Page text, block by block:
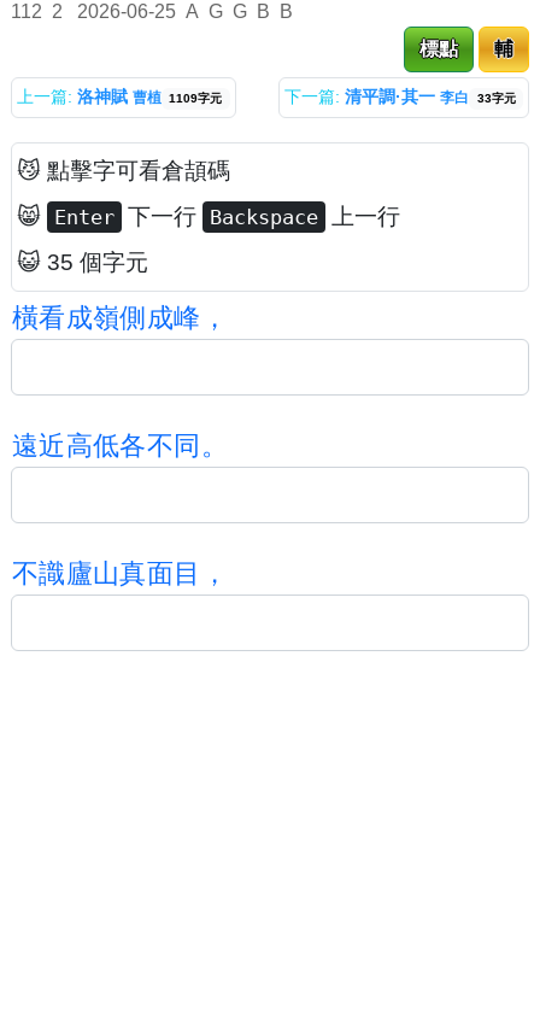
112 2 2026-06-25 A G G B
B
標點
輔
上一篇: 洛神賦 曹植 1109字元 下一篇: 清平調·其一 李白 33字元
😼 點擊字可看倉頡碼
😸 Enter 下一行 Backspace
上一行
😺 35 個字元
橫看成嶺側成峰 ，
遠近高低各不同 。
不識廬山真面目 ，